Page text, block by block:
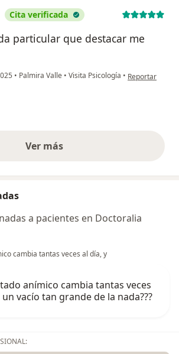
Cita verificada
particular que destacar me
• Palmira Valle • Visita Psicología • en opinión del
Reportar
Ver másopiniones anteriores
a pacientes en Doctoralia
cambia tantas veces al día, y
anímico cambia tantas veces
vacío tan grande de la nada???